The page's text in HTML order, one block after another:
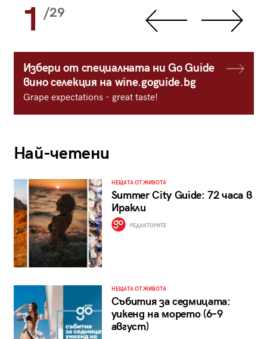
1 /29
Избери от специалната ни Go Guide
вино селекция на wine.goguide.bg
Grape expectations - great taste!
Най-четени
НЕЩАТА ОТ ЖИВОТА
Summer City Guide: 72 часа в
Иракли
РЕДАКТОРИТЕ
НЕЩАТА ОТ ЖИВОТА
Събития за седмицата:
уикенд на морето (6–9
август)